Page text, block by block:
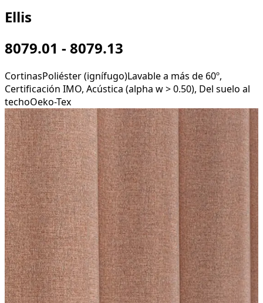
Ellis
8079.01 - 8079.13
CortinasPoliéster (ignífugo)Lavable a más de 60º,
Certificación IMO, Acústica (alpha w > 0.50), Del suelo al
techoOeko-Tex